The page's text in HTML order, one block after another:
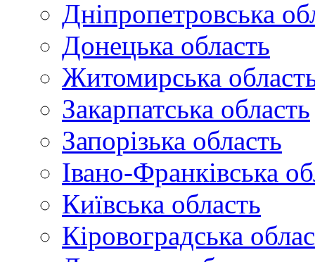
Дніпропетровська
Донецька область
Житомирська
Закарпатська область
Запорізька область
Івано-Франківська
Київська область
Кіровоградська